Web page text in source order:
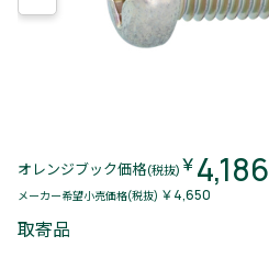
オレンジブック価格(税抜) ￥4,186
メーカー希望小売価格(税抜) ￥4,650
取寄品